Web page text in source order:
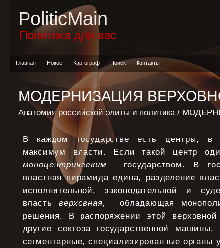
PoliticMain
Политика для вас
Главная Новое Картограф Поиск Контакты
МОДЕРНИЗАЦИЯ
Анатомия российской элиты и политика/
В каждом государстве есть центры, в
максимум власти. Если такой центр
моноцентрическим
государством. В
властная пирамида едина, разделение
исполнительной, законодательной и
властьверховная,
обладающая
решения. В распоряжении этой
другие сектора государственной
сегментарные, специализированные органы